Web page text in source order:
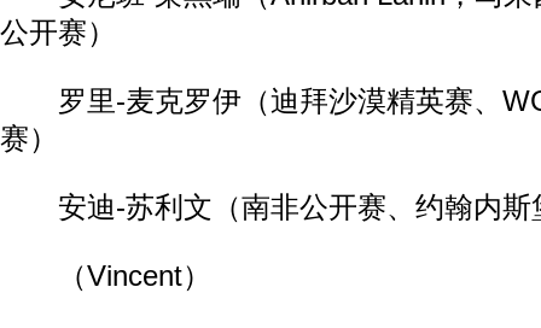
公开赛）
罗里-麦克罗伊（迪拜沙漠精英赛、
赛）
安迪-苏利文（南非公开赛、约翰内斯
（Vincent）